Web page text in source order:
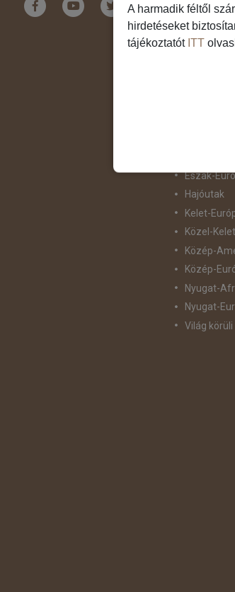
Földrészek
Ausztrália
Ázsia
Észak-
Hajóutak
Kelet-
Közel-Kelet
Közép-
Közép-
Nyugat-
Nyugat-
Világ
A harmadik féltől
hirdetéseket
tájékoztatót ITT